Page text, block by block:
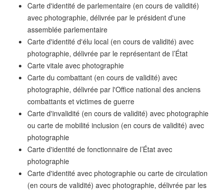
Carte d'identité de parlementaire (en cours de validité)
avec photographie, délivrée par le président d'une
assemblée parlementaire
Carte d'identité d'élu local (en cours de validité) avec
photographie, délivrée par le représentant de l’État
Carte vitale avec photographie
Carte du combattant (en cours de validité) avec
photographie, délivrée par l'Office national des anciens
combattants et victimes de guerre
Carte d'invalidité (en cours de validité) avec photographie
ou carte de mobilité inclusion (en cours de validité) avec
photographie
Carte d'identité de fonctionnaire de l’État avec
photographie
Carte d'identité avec photographie ou carte de circulation
(en cours de validité) avec photographie, délivrée par les